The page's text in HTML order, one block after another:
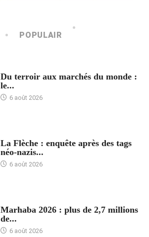
POPULAIR
Du terroir aux marchés du monde :
le...
6 août 2026
La Flèche : enquête après des tags
néo-nazis...
6 août 2026
Marhaba 2026 : plus de 2,7 millions
de...
6 août 2026